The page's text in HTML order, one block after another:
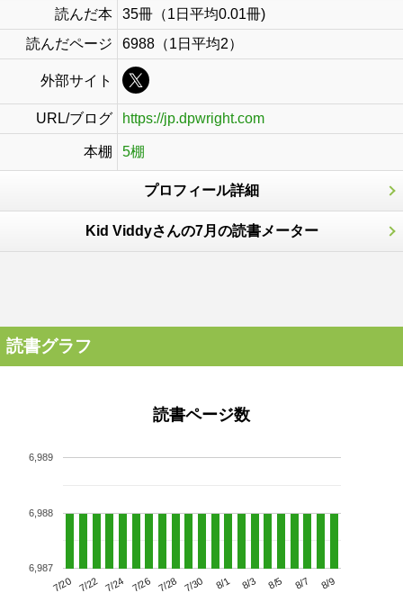
読んだ本
35冊（1日平均0.01冊)
読んだページ
6988（1日平均2）
外部サイト
URL/ブログ https://jp.dpwright.com
本棚 5棚
プロフィール詳細
Kid Viddyさんの7月の読書メーター
読書グラフ
読書ページ数
7/20 7/22 7/24 7/26 7/28 7/30 8/1 8/3 8/5 8/7 8/9
6,987
6,988
6,989